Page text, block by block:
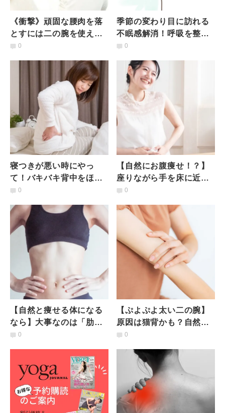
《衝撃》頑固な腰肉を落
とすには二の腕を使え！
くびれ作りのプロが教え
0
季節の変わり目に訪れる
不眠感解消！呼吸を整え
グッスリ眠れるようにな
0
寝つきが悪い時にやっ
て！バキバキ背中をほぐ
し睡眠の質を上げるため
0
【自然にお腹痩せ！？】
座りながら手を床に近づ
けるだけでOKの「キツく
0
【自然と痩せる体になる
なら】大事なのは「肋
骨」ゆるみきった肋骨を
0
【ぷよぷよ太い二の腕】
原因は猫背かも？自然に
変わる！ほっそり二の腕
補正」
0